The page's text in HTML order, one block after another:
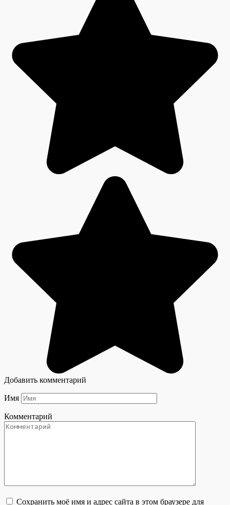
Добавить комментарий
Имя
Комментарий
Сохранить моё имя и адрес сайта в этом браузере для